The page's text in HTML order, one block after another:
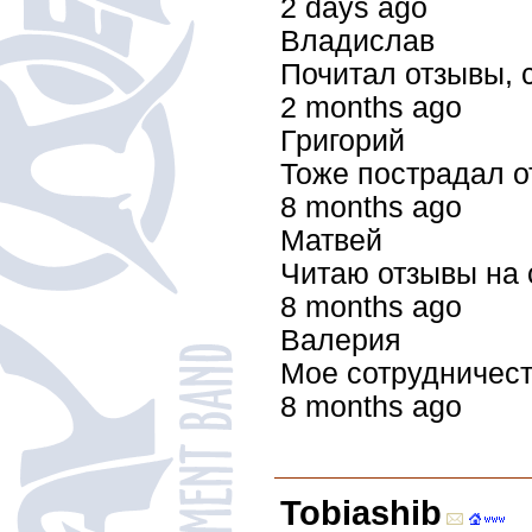
2 days ago
Владислав
Почитал отзывы,
2 months ago
Григорий
Тоже пострадал
8 months ago
Матвей
Читаю отзывы на
8 months ago
Валерия
Мое
8 months ago
Tobiashib